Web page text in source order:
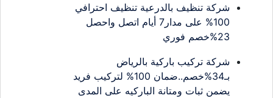
شركة تنظيف بالدرعية تنظيف احترافي
100% على مدار7 أيام اتصل واحصل
23%خصم فوري
شركة تركيب باركية بالرياض
بـ34%خصم..ضمان 100% لتركيب فريد
يضمن ثبات ومتانة الباركيه على المدى